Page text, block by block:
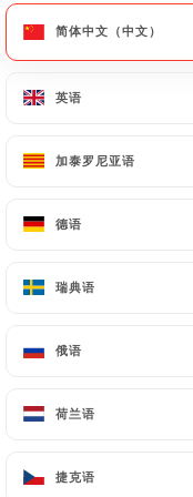
简体中文（中文）
英语
加泰罗尼亚语
德语
瑞典语
俄语
荷兰语
捷克语
A
CRÊPERIE
简体中文（中文）
英语
加泰罗尼亚语
德语
瑞典语
俄语
荷兰语
捷克语